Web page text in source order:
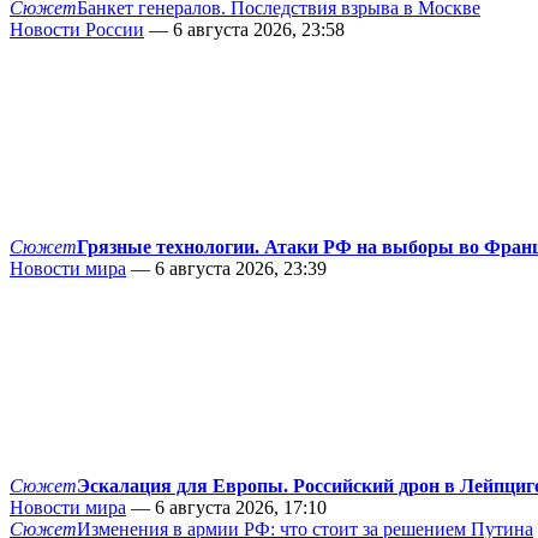
СюжетБанкет генералов. Последствия взрыва в Москве
Новости России — 6 августа 2026, 23:58
СюжетГрязные технологии. Атаки РФ на выборы во
Новости мира — 6 августа 2026, 23:39
СюжетЭскалация для Европы. Российский дрон в
Новости мира — 6 августа 2026, 17:10
СюжетИзменения в армии РФ: что стоит за решением Путина